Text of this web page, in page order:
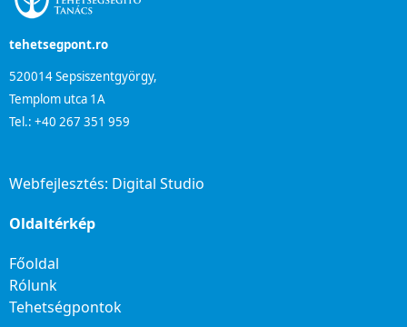
tehetsegpont.ro
520014 Sepsiszentgyörgy,
Templom utca 1A
Tel.: +40 267 351 959
Webfejlesztés: Digital Studio
Oldaltérkép
Főoldal
Rólunk
Tehetségpontok